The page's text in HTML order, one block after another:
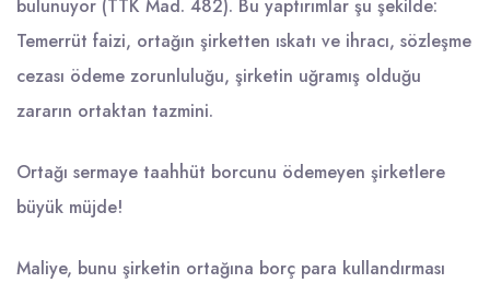
bulunuyor (TTK Mad. 482). Bu yaptırımlar şu şekilde:
Temerrüt faizi, ortağın şirketten ıskatı ve ihracı, sözleşme
cezası ödeme zorunluluğu, şirketin uğramış olduğu
zararın ortaktan tazmini.
Ortağı sermaye taahhüt borcunu ödemeyen şirketlere
büyük müjde!
Maliye, bunu şirketin ortağına borç para kullandırması